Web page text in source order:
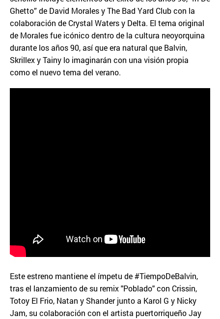
Ghetto” de David Morales y The Bad Yard Club con la
colaboración de Crystal Waters y Delta. El tema original
de Morales fue icónico dentro de la cultura neoyorquina
durante los años 90, así que era natural que Balvin,
Skrillex y Tainy lo imaginarán con una visión propia
como el nuevo tema del verano.
Este estreno mantiene el ímpetu de #TiempoDeBalvin,
tras el lanzamiento de su remix "Poblado" con Crissin,
Totoy El Frio, Natan y Shander junto a Karol G y Nicky
Jam, su colaboración con el artista puertorriqueño Jay